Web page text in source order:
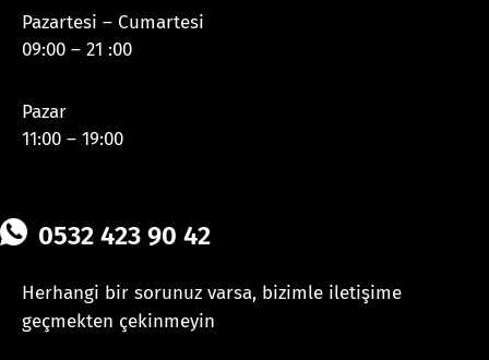
Pazartesi – Cumartesi
09:00 – 21 :00
Pazar
11:00 – 19:00
0532 423 90 42
Herhangi bir sorunuz varsa, bizimle iletişime
geçmekten çekinmeyin